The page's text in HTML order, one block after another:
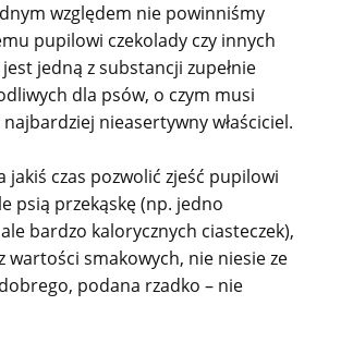
względem nie powinniśmy
pupilowi czekolady czy innych
jest jedną z substancji zupełnie
dla psów, o czym musi
nieasertywny właściciel.
jakiś czas pozwolić zjeść pupilowi
psią przekąskę (np. jedno
bardzo kalorycznych ciasteczek),
wartości smakowych, nie niesie ze
podana rzadko – nie